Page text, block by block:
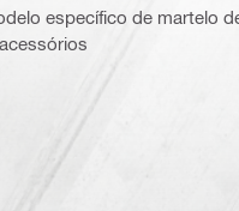
específico de martelo